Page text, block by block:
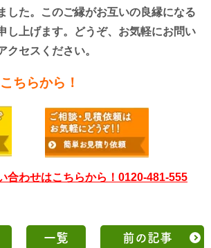
した。このご縁がお互いの良縁になる
し上げます。
どうぞ、お気軽にお問い
クセスください。
ちらから！
合わせはこちらから！0120-481-555
一覧 前の記事